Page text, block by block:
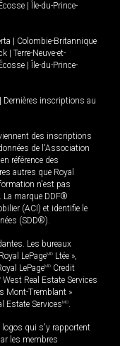
Île-du-Prince-
Colombie-Britannique
Terre-Neuve-et-
Île-du-Prince-
Dernières inscriptions au
des inscriptions
de l'Association
référence des
autres que Royal
n'est pas
La marque DDF®
(ACI) et identifie le
(SDD®).
Les bureaux
LePageMD Ltée »,
LePageMD Credit
West Real Estate Services
Mont-Tremblant »
Estate ServicesMD.
logos qui s'y rapportent
les membres